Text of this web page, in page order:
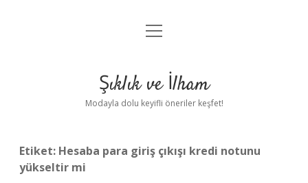
Anasayfa
Yasal Uyarı
menüyü
Şıklık ve İlham
Modayla dolu keyifli öneriler keşfet!
Etiket: Hesaba para giriş çıkışı kredi notunu
yükseltir mi